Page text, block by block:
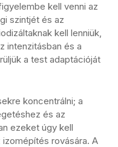
kell venni az
szintjét és az
kell lenniük,
intenzitásban és a
a test adaptációját
koncentrálni; a
és az
ezeket úgy kell
rovására. A